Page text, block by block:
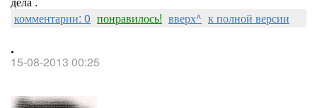
комментарии: 0 понравилось! вверх^ к полной версии
.
15-08-2013 00:25